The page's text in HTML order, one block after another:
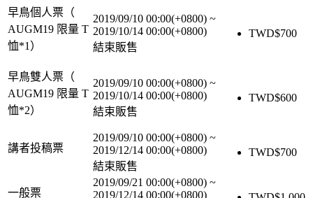
早鳥個人票（
AUGM19 限量 T
恤*1）
2019/09/10 00:00(+0800) ~
2019/10/14 00:00(+0800)
結束販售
TWD$700
早鳥雙人票（
AUGM19 限量 T
恤*2）
2019/09/10 00:00(+0800) ~
2019/10/14 00:00(+0800)
結束販售
TWD$600
講者投稿票
2019/09/10 00:00(+0800) ~
2019/12/14 00:00(+0800)
結束販售
TWD$700
一般票
2019/09/21 00:00(+0800) ~
2019/12/14 00:00(+0800)